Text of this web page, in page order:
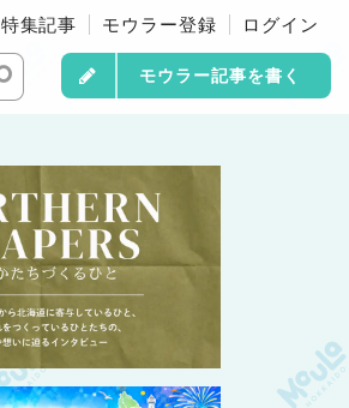
特集記事 モウラー登録 ログイン
モウラー記事を書く